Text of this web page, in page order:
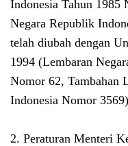
Indonesia Tahun 1985
Negara Republik
telah diubah dengan
1994 (Lembaran
Nomor 62, Tambahan
Indonesia Nomor
2. Peraturan Menteri